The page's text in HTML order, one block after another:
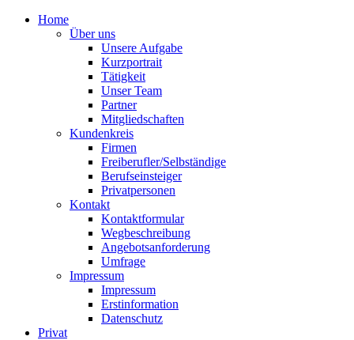
Home
Über uns
Unsere Aufgabe
Kurzportrait
Tätigkeit
Unser Team
Partner
Mitgliedschaften
Kundenkreis
Firmen
Freiberufler/Selbständige
Berufseinsteiger
Privatpersonen
Kontakt
Kontaktformular
Wegbeschreibung
Angebotsanforderung
Umfrage
Impressum
Impressum
Erstinformation
Datenschutz
Privat